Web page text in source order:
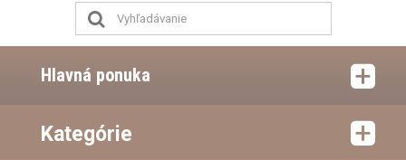
Hlavná ponuka
Kategórie